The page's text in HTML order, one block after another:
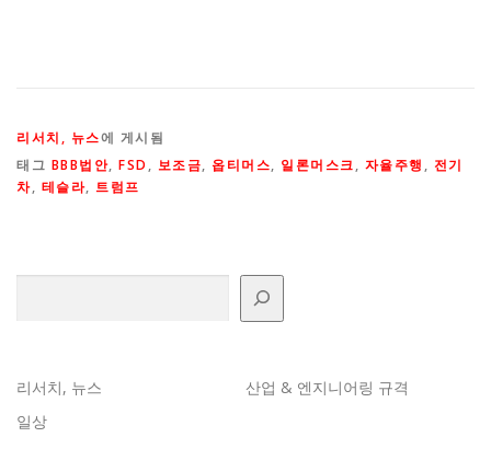
리서치, 뉴스에 게시됨
태그 BBB법안, FSD , 보조금, 옵티머스, 일론머스크, 자율주행 , 전기
차, 테슬라, 트럼프
리서치, 뉴스
산업 & 엔지니어링 규격
일상